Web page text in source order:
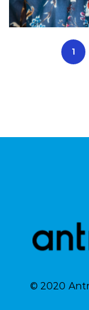
1
© 2020